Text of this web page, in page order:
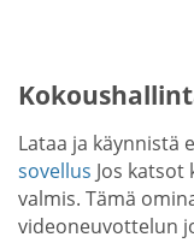
Lataa ja käynnistä
sovellus Jos
valmis. Tämä
videoneuvottelun